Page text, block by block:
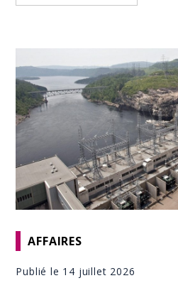
AFFAIRES
Publié le 14 juillet 2026